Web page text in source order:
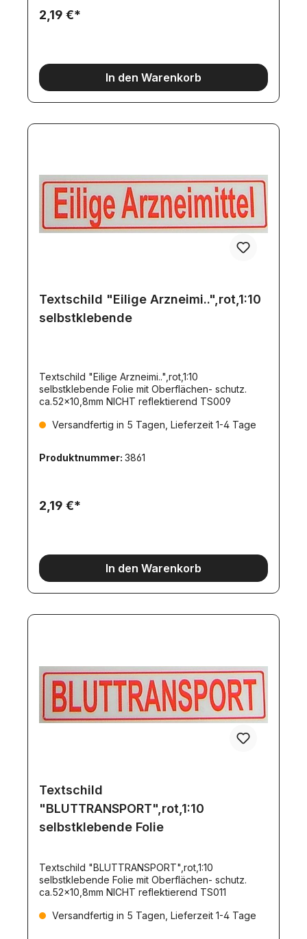
2,19 €*
In den Warenkorb
Textschild "Eilige Arzneimi..",rot,1:10
selbstklebende
Textschild "Eilige Arzneimi..",rot,1:10
selbstklebende Folie mit Oberflächen- schutz.
ca.52x10,8mm NICHT reflektierend TS009
Versandfertig in 5 Tagen, Lieferzeit 1-4 Tage
Produktnummer: 3861
2,19 €*
In den Warenkorb
Textschild
"BLUTTRANSPORT",rot,1:10
selbstklebende Folie
Textschild "BLUTTRANSPORT",rot,1:10
selbstklebende Folie mit Oberflächen- schutz.
ca.52x10,8mm NICHT reflektierend TS011
Versandfertig in 5 Tagen, Lieferzeit 1-4 Tage